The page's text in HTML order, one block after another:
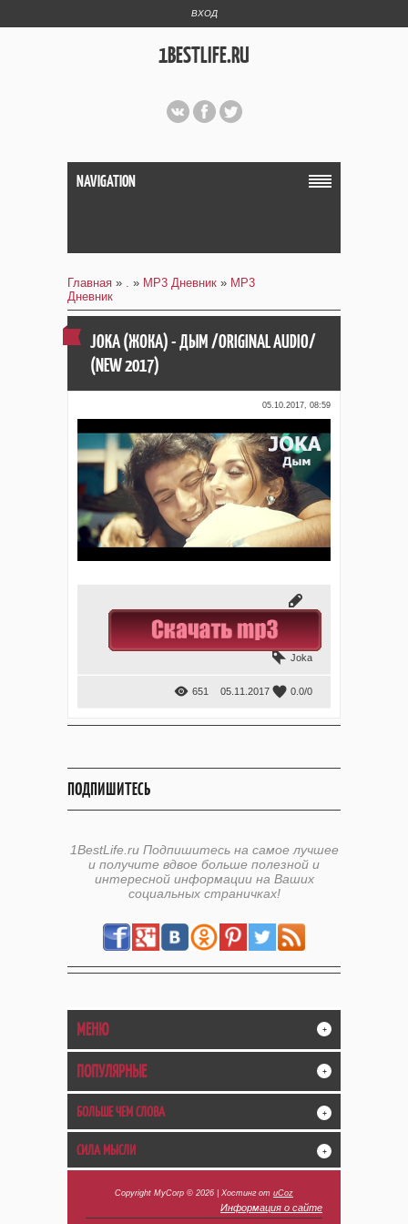
ВХОД
1BESTLIFE.RU
NAVIGATION
Главная » . » MP3 Дневник » MP3
Дневник
JOKA (ЖОКА) - ДЫМ /ORIGINAL AUDIO/
(NEW 2017)
05.10.2017, 08:59
Joka
651 05.11.2017 0.0/0
ПОДПИШИТЕСЬ
1BestLife.ru Подпишитесь на самое лучшее
и получите вдвое больше полезной и
интересной информации на Ваших
социальных страничках!
МЕНЮ +
ПОПУЛЯРНЫЕ +
БОЛЬШЕ ЧЕМ СЛОВА +
СИЛА МЫСЛИ +
Copyright MyCorp © 2026 Хостинг от uCoz
Информация о сайте